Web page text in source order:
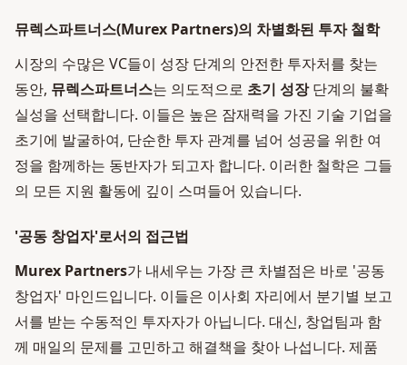
뮤렉스파트너스(Murex Partners)의 차별화된 투자 철학
시장의 수많은 VC들이 성장 단계의 안전한 투자처를 찾는
동안, 뮤렉스파트너스는 의도적으로 초기 성장단계의 불확
실성을 선택합니다. 이들은 높은 잠재력을 가진 기술 기업을
초기에 발굴하여, 단순한 투자 관계를 넘어 성공을 위한 여
정을 함께하는 동반자가 되고자 합니다. 이러한 철학은 그들
의 모든 지원 활동에 깊이 스며들어 있습니다.
'공동 창업자'로서의 접근법
Murex Partners가 내세우는 가장 큰 차별점은 바로 '공동
창업자' 마인드입니다. 이들은 이사회 자리에서 분기별 보고
서를 받는 수동적인 투자자가 아닙니다. 대신, 창업팀과 함
께 매일의 문제를 고민하고 해결책을 찾아 나섭니다. 제품